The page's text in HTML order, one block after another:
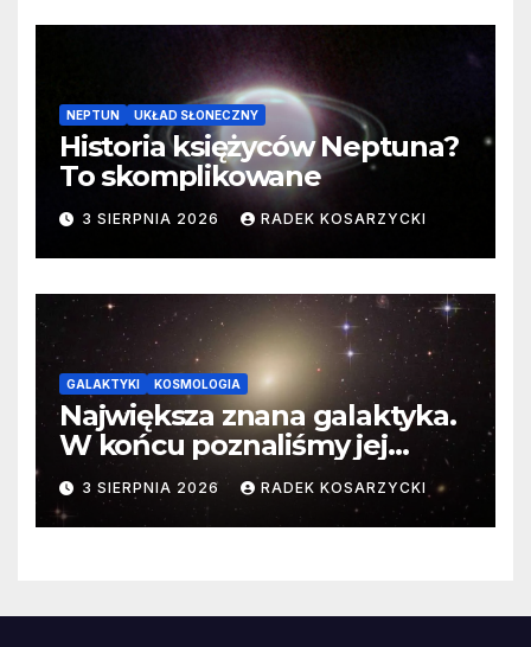
NEPTUN UKŁAD SŁONECZNY
Historia księżyców Neptuna?
To skomplikowane
3 SIERPNIA 2026 RADEK KOSARZYCKI
GALAKTYKI KOSMOLOGIA
Największa znana galaktyka.
W końcu poznaliśmy jej
faktyczne wymiary
3 SIERPNIA 2026 RADEK KOSARZYCKI